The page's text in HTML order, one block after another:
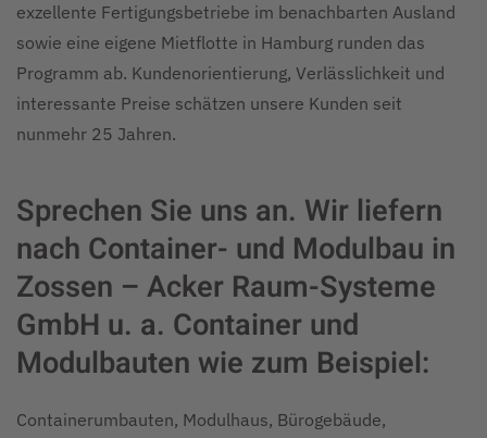
exzellente Fertigungsbetriebe im benachbarten Ausland
sowie eine eigene Mietflotte in Hamburg runden das
Programm ab. Kundenorientierung, Verlässlichkeit und
interessante Preise schätzen unsere Kunden seit
nunmehr 25 Jahren.
Sprechen Sie uns an. Wir liefern
nach Container- und Modulbau in
Zossen – Acker Raum-Systeme
GmbH u. a. Container und
Modulbauten wie zum Beispiel:
Containerumbauten, Modulhaus, Bürogebäude,